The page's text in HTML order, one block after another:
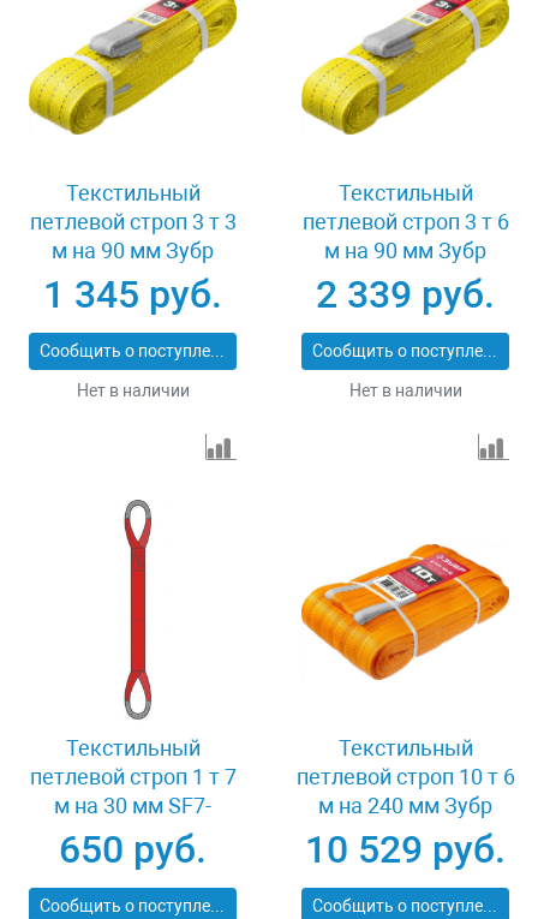
Текстильный
петлевой строп 3 т 3
м на 90 мм Зубр
43553-3-3
1 345 руб.
Сообщить о поступлении
Нет в наличии
Текстильный
петлевой строп 3 т 6
м на 90 мм Зубр
43553-3-6
2 339 руб.
Сообщить о поступлении
Нет в наличии
Текстильный
петлевой строп 1 т 7
м на 30 мм SF7-
СТП-1-7
650 руб.
Сообщить о поступлении
Текстильный
петлевой строп 10 т 6
м на 240 мм Зубр
43559-10-6
10 529 руб.
Сообщить о поступлении